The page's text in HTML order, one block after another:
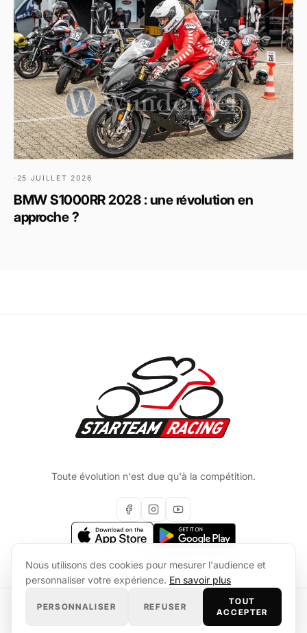
· 25 JUILLET 2026
BMW S1000RR 2028 : une révolution en
approche ?
Toute évolution n'est due qu'à la compétition.
© 2026 Starteam Racing
Nous utilisons des cookies pour mesurer l'audience et
personnaliser votre expérience. En savoir plus
PERSONNALISER REFUSER
TOUT
ACCEPTER